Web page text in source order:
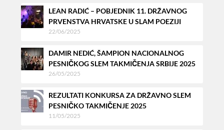
LEAN RADIĆ – POBJEDNIK 11. DRŽAVNOG
PRVENSTVA HRVATSKE U SLAM POEZIJI
22/06/2025
DAMIR NEDIĆ, ŠAMPION NACIONALNOG
PESNIČKOG SLEM TAKMIČENJA SRBIJE 2025
26/05/2025
REZULTATI KONKURSA ZA DRŽAVNO SLEM
PESNIČKO TAKMIČENJE 2025
11/05/2025